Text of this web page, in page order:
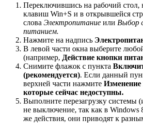
Переключившись на рабочий стол,
клавиш Win+S и в открывшейся
слова Электропитание или Выбор
питанием.
Нажмите на надпись
В левой части окна выберите
(например, Действие кнопки
Снимите флажок с пункта
(рекомендуется). Если данный
верхней части нажмите
которые сейчас недоступны.
Выполните перезагрузку системы
не выключение, так как в Windows
же действия, они приводят к